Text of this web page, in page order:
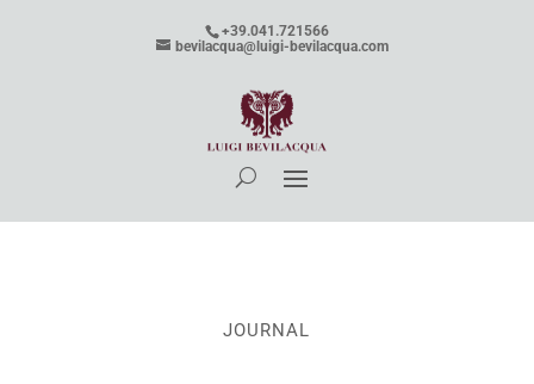
+39.041.721566
bevilacqua@luigi-bevilacqua.com
JOURNAL